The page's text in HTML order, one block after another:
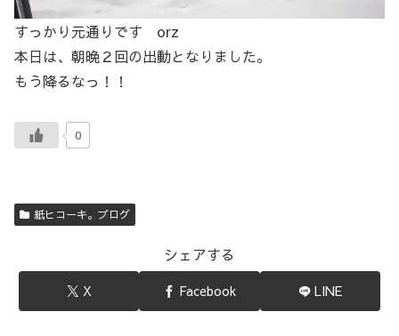
すっかり元通りです orz
本日は、朝晩２回の出動となりました。
もう降るなっ！！
0
紙ヒコーキ。ブログ
シェアする
X Facebook LINE